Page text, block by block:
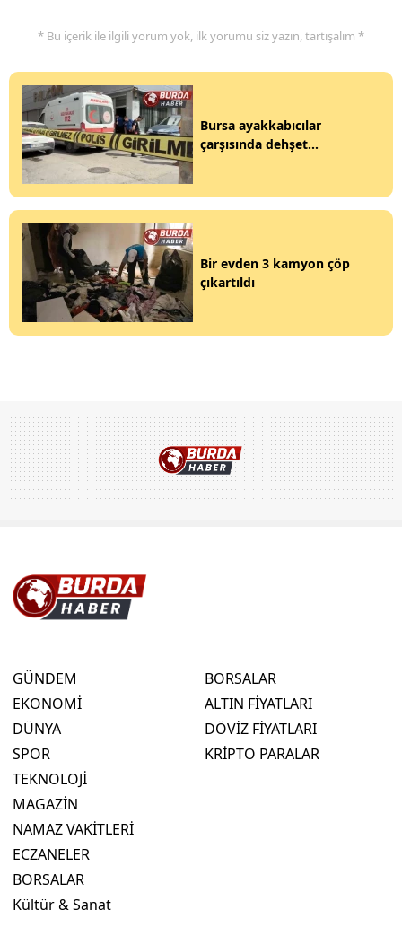
* Bu içerik ile ilgili yorum yok, ilk yorumu siz yazın, tartışalım *
Bursa ayakkabıcılar
çarşısında dehşet...
Bir evden 3 kamyon çöp
çıkartıldı
GÜNDEM
EKONOMİ
DÜNYA
SPOR
TEKNOLOJİ
MAGAZİN
NAMAZ VAKİTLERİ
ECZANELER
BORSALAR
Kültür & Sanat
BORSALAR
ALTIN FİYATLARI
DÖVİZ FİYATLARI
KRİPTO PARALAR